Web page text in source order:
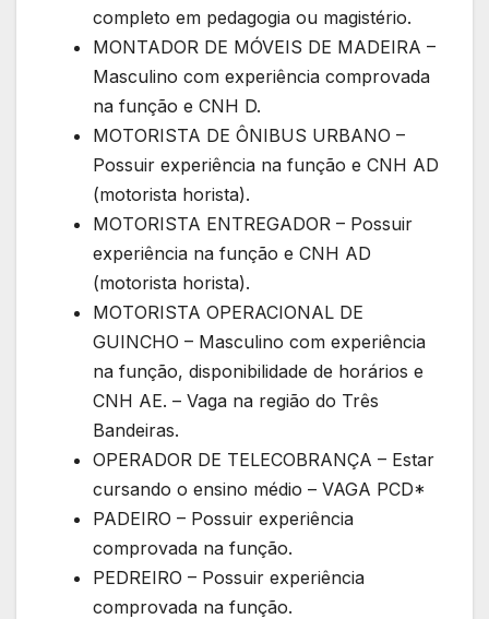
completo em pedagogia ou magistério.
MONTADOR DE MÓVEIS DE MADEIRA –
Masculino com experiência comprovada
na função e CNH D.
MOTORISTA DE ÔNIBUS URBANO –
Possuir experiência na função e CNH AD
(motorista horista).
MOTORISTA ENTREGADOR – Possuir
experiência na função e CNH AD
(motorista horista).
MOTORISTA OPERACIONAL DE
GUINCHO – Masculino com experiência
na função, disponibilidade de horários e
CNH AE. – Vaga na região do Três
Bandeiras.
OPERADOR DE TELECOBRANÇA – Estar
cursando o ensino médio – VAGA PCD*
PADEIRO – Possuir experiência
comprovada na função.
PEDREIRO – Possuir experiência
comprovada na função.